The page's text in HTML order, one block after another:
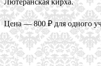
Цена — 800 ₽ для одного